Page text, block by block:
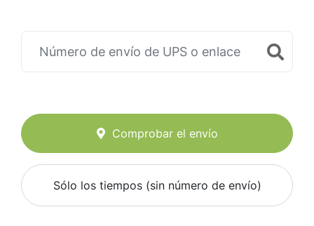
Comprobar el envío
Sólo los tiempos (sin número de envío)